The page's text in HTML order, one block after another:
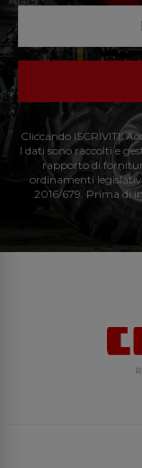
Cliccando ISCRIVITI:
I dati sono raccolti e
rapporto di
ordinamenti
2016/679. Prima di